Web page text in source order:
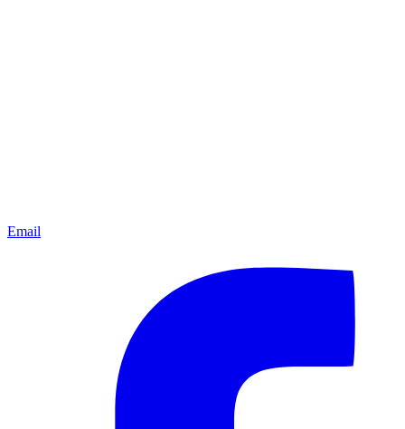
Email